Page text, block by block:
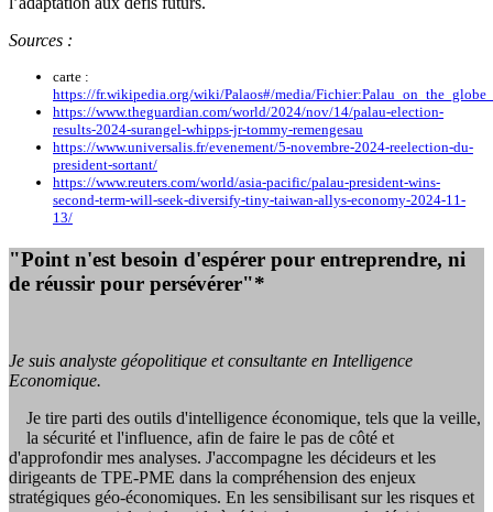
Sources :
carte :
https://fr.wikipedia.org/wiki/Palaos#/media/
https://www.theguardian.com/world/2024/nov/14/palau-election-
results-2024-surangel-whipps-jr-tommy-remengesau
https://www.universalis.fr/evenement/5-novembre-2024-reelection-du-
president-sortant/
https://www.reuters.com/world/asia-pacific/palau-president-wins-
second-term-will-seek-diversify-tiny-taiwan-allys-economy-2024-11-
13/
"Point n'est besoin d'espérer pour entreprendre, ni
de réussir pour persévérer"*
Je suis analyste géopolitique et consultante en Intelligence
Economique.
Je tire parti des outils d'intelligence économique, tels que la veille,
la sécurité et l'influence, afin de faire le pas de côté et
d'approfondir mes analyses. J'accompagne les décideurs et les
dirigeants de TPE-PME dans la compréhension des enjeux
stratégiques géo-économiques. En les sensibilisant sur les risques et